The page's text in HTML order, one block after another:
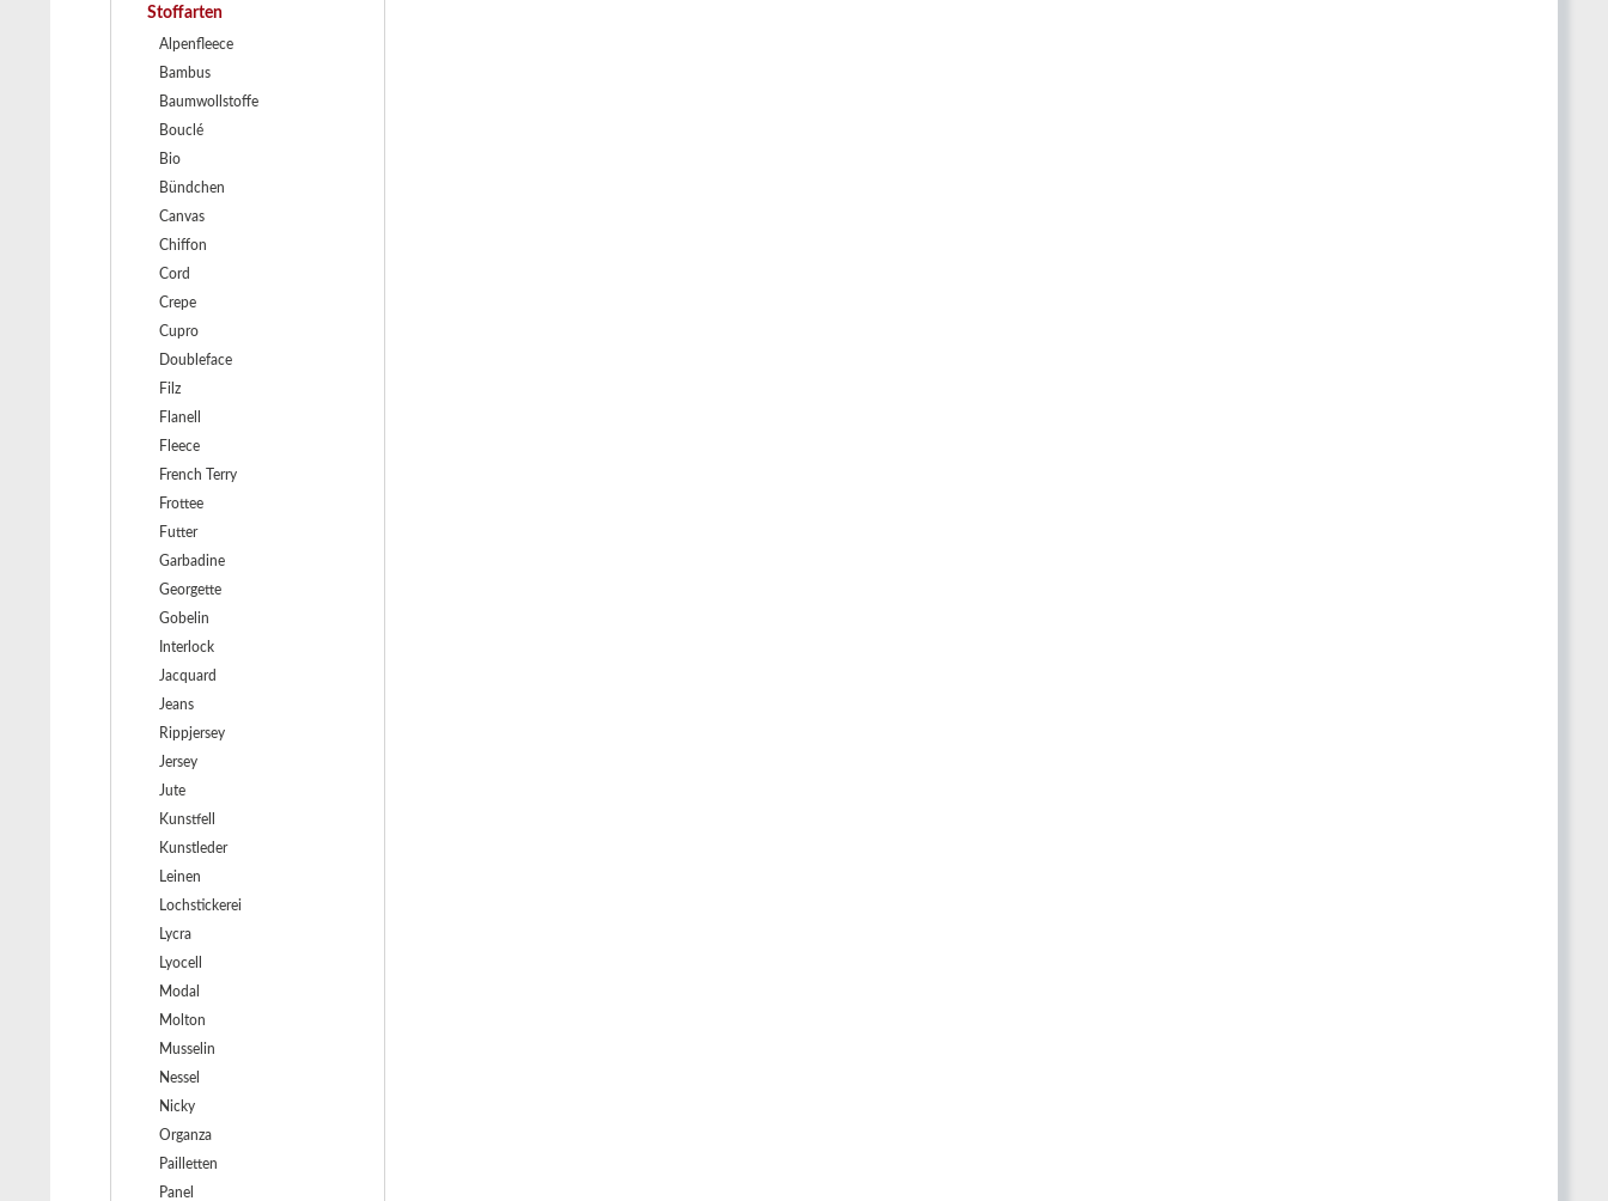
Stoffarten
Alpenfleece
Bambus
Baumwollstoffe
Bouclé
Bio
Bündchen
Canvas
Chiffon
Cord
Crepe
Cupro
Doubleface
Filz
Flanell
Fleece
French Terry
Frottee
Futter
Garbadine
Georgette
Gobelin
Interlock
Jacquard
Jeans
Rippjersey
Jersey
Jute
Kunstfell
Kunstleder
Leinen
Lochstickerei
Lycra
Lyocell
Modal
Molton
Musselin
Nessel
Nicky
Organza
Pailletten
Panel